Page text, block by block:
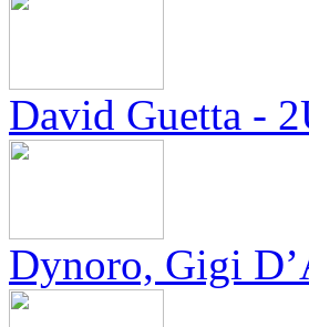
David Guetta -
Dynoro, Gigi